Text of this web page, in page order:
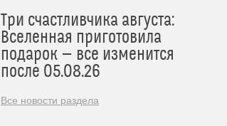
Три счастливчика августа:
Вселенная приготовила
подарок — все изменится
после 05.08.26
Все новости раздела